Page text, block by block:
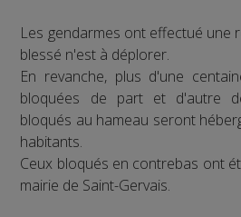
Les gendarmes ont effectué une
blessé n'est à déplorer.
En revanche, plus d'une
bloquées de part et d'autre
bloqués au hameau seront
habitants.
Ceux bloqués en contrebas ont
mairie de Saint-Gervais.